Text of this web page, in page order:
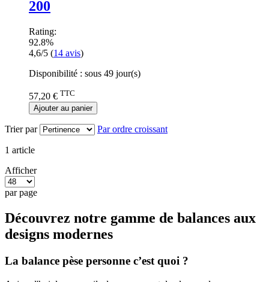
200
Rating:
92.8%
4,6/5 (14 avis)
Disponibilité : sous 49 jour(s)
57,20 € TTC
Ajouter au panier
Trier par Par ordre croissant
1 article
Afficher
par page
Découvrez notre gamme de balances aux
designs modernes
La balance pèse personne c’est quoi ?